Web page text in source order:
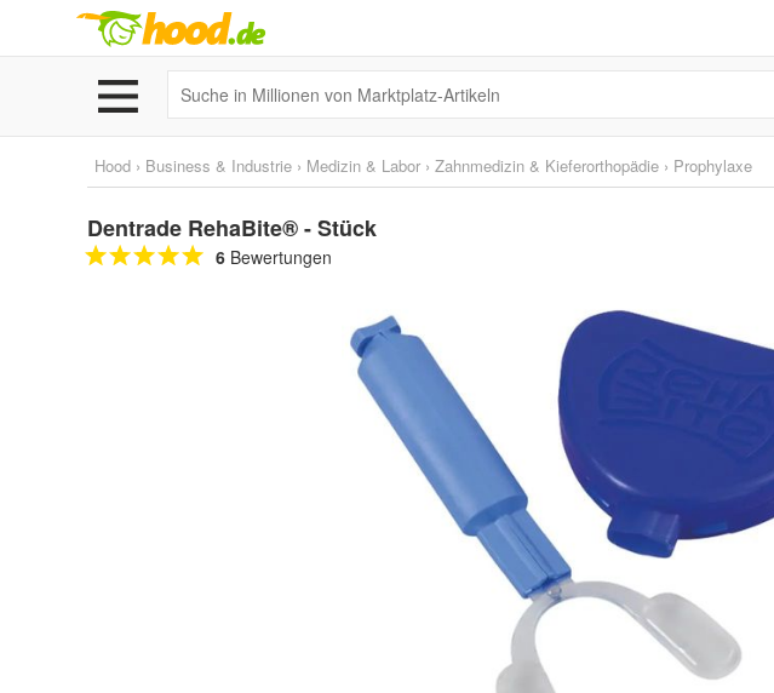
Hood › Business & Industrie › Medizin & Labor › Zahnmedizin & Kieferorthopädie › Prophylaxe
Dentrade RehaBite® - Stück
6 Bewertungen